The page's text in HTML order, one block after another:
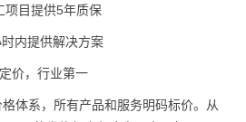
项目提供5年质保
内提供解决方案
价，行业第一
体系，所有产品和服务明码标价。从